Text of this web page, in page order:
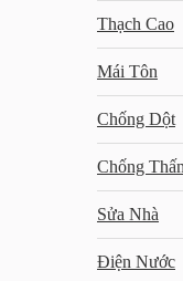
Thạch Cao
Mái Tôn
Chống Dột
Chống
Sửa Nhà
Điện Nước